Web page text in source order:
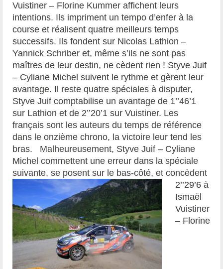
Vuistiner – Florine Kummer affichent leurs
intentions. Ils impriment un tempo d’enfer à la
course et réalisent quatre meilleurs temps
successifs. Ils fondent sur Nicolas Lathion –
Yannick Schriber et, même s’ils ne sont pas
maîtres de leur destin, ne cèdent rien ! Styve Juif
– Cyliane Michel suivent le rythme et gèrent leur
avantage. Il reste quatre spéciales à disputer,
Styve Juif comptabilise un avantage de 1’’46’1
sur Lathion et de 2’’20’1 sur Vuistiner. Les
français sont les auteurs du temps de référence
dans le onzième chrono, la victoire leur tend les
bras. Malheureusement, Styve Juif – Cyliane
Michel commettent une erreur dans la spéciale
suivante, se posent sur le bas-côté, etconcèdent
2’’29’6 à
Ismaël
Vuistiner
– Florine